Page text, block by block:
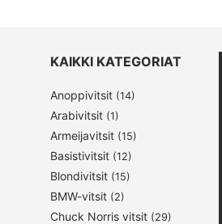
KAIKKI KATEGORIAT
Anoppivitsit (14)
Arabivitsit (1)
Armeijavitsit (15)
Basistivitsit (12)
Blondivitsit (15)
BMW-vitsit (2)
Chuck Norris vitsit (29)